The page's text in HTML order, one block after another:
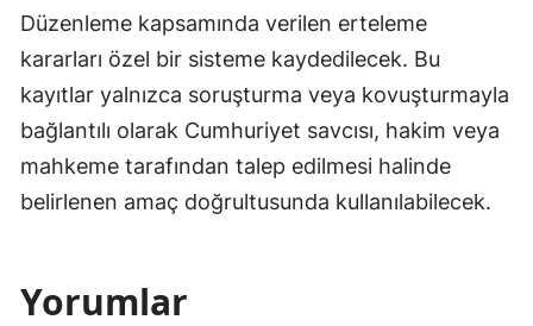
Düzenleme kapsamında verilen erteleme
kararları özel bir sisteme kaydedilecek. Bu
kayıtlar yalnızca soruşturma veya kovuşturmayla
bağlantılı olarak Cumhuriyet savcısı, hakim veya
mahkeme tarafından talep edilmesi halinde
belirlenen amaç doğrultusunda kullanılabilecek.
Yorumlar